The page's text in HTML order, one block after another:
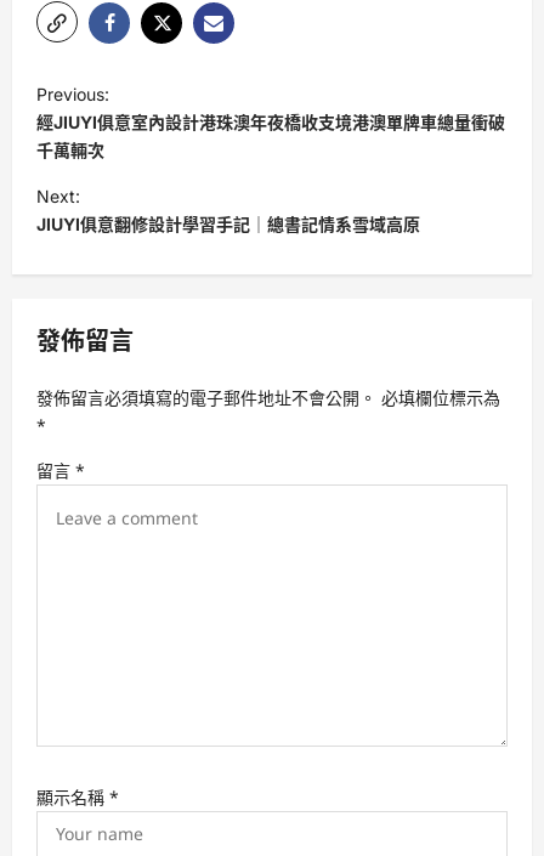
o
s
t
n
a
i
a
t
i
Previous:
經JIUYI俱意室內設計港珠澳年夜橋收支境港澳單牌車總量衝破
千萬輛次
Next:
JIUYI俱意翻修設計學習手記｜總書記情系雪域高原
發佈留言
發佈留言必須填寫的電子郵件地址不會公開。 必填欄位標示為
*
留言 *
顯示名稱 *